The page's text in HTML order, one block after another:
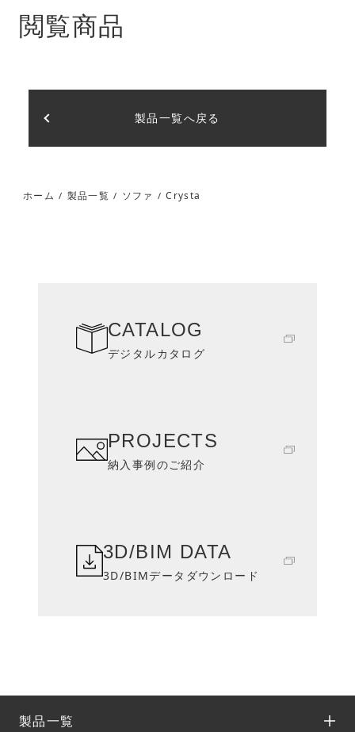
閲覧商品
製品一覧へ戻る
ホーム / 製品一覧 / ソファ / Crysta
CATALOG
デジタルカタログ
PROJECTS
納入事例のご紹介
3D/BIM DATA
3D/BIMデータダウンロード
製品一覧